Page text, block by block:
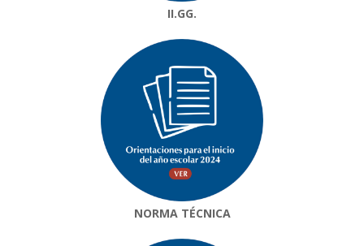
II.GG.
NORMA TÉCNICA